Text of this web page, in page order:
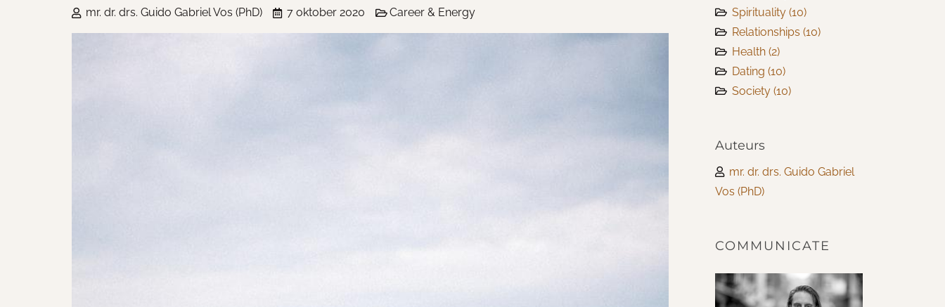
mr. dr. drs. Guido Gabriel Vos (PhD) 7 oktober 2020 Career & Energy
Spirituality (10)
Relationships (10)
Health (2)
Dating (10)
Society (10)
Auteurs
mr. dr. drs. Guido Gabriel
Vos (PhD)
COMMUNICATE